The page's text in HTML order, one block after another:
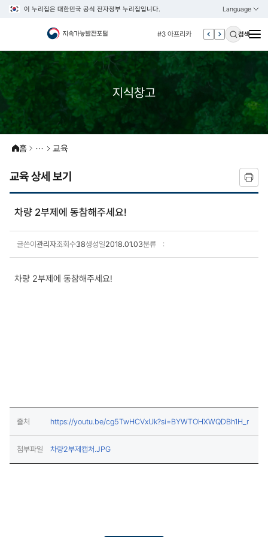
이 누리집은 대한민국 공식 전자정부 누리집입니다. Language
열기
KOREAN
ENGLISH
#3 아프리카
#4 un
#5 vnr
#6 환경
#5 vnr
#7 관세
검색
지식창고
홈 교육
교육 상세 보기
차량 2부제에 동참해주세요!
글쓴이관리자조회수38생성일2018.01.03분류
차량 2부제에 동참해주세요!
출처 https://youtu.be/cg5TwHCVxUk?si=BYWTOHXWQDBh1H_r(새창
첨부파일 차량2부제캡처.JPG(다운로드)